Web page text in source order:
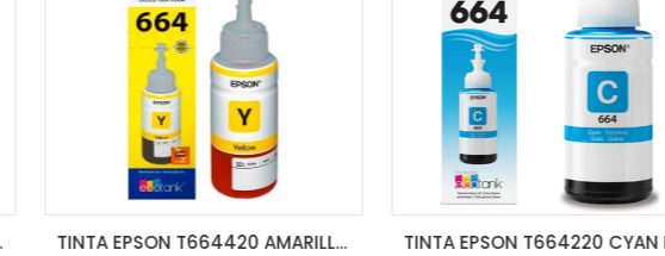
TINTA EPSON T664420 AMARILLO L110/200/210/350/355/555